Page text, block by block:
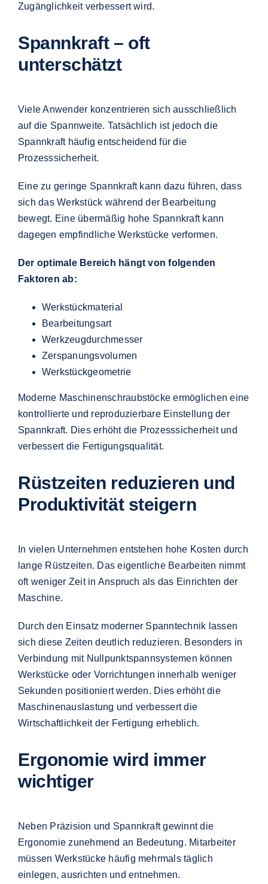
Zugänglichkeit verbessert wird.
Spannkraft – oft
unterschätzt
Viele Anwender konzentrieren sich ausschließlich
auf die Spannweite. Tatsächlich ist jedoch die
Spannkraft häufig entscheidend für die
Prozesssicherheit.
Eine zu geringe Spannkraft kann dazu führen, dass
sich das Werkstück während der Bearbeitung
bewegt. Eine übermäßig hohe Spannkraft kann
dagegen empfindliche Werkstücke verformen.
Der optimale Bereich hängt von folgenden
Faktoren ab:
Werkstückmaterial
Bearbeitungsart
Werkzeugdurchmesser
Zerspanungsvolumen
Werkstückgeometrie
Moderne Maschinenschraubstöcke ermöglichen eine
kontrollierte und reproduzierbare Einstellung der
Spannkraft. Dies erhöht die Prozesssicherheit und
verbessert die Fertigungsqualität.
Rüstzeiten reduzieren und
Produktivität steigern
In vielen Unternehmen entstehen hohe Kosten durch
lange Rüstzeiten. Das eigentliche Bearbeiten nimmt
oft weniger Zeit in Anspruch als das Einrichten der
Maschine.
Durch den Einsatz moderner Spanntechnik lassen
sich diese Zeiten deutlich reduzieren. Besonders in
Verbindung mit Nullpunktspannsystemen können
Werkstücke oder Vorrichtungen innerhalb weniger
Sekunden positioniert werden. Dies erhöht die
Maschinenauslastung und verbessert die
Wirtschaftlichkeit der Fertigung erheblich.
Ergonomie wird immer
wichtiger
Neben Präzision und Spannkraft gewinnt die
Ergonomie zunehmend an Bedeutung. Mitarbeiter
müssen Werkstücke häufig mehrmals täglich
einlegen, ausrichten und entnehmen.